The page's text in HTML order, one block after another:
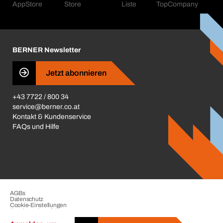
Kataloge & Broschüren
Presse
Business Conduct
BERNER Newsletter
Jetzt abonnieren
+43 7722 / 800 34
service@berner.co.at
Kontakt & Kundenservice
FAQs und Hilfe
AGBs
Datenschutz
Cookie-Einstellungen
Beschwerdeverfahren